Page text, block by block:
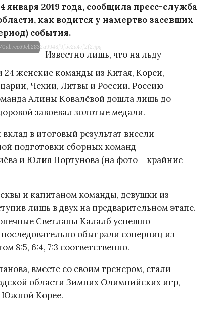
января 2019 года, сообщила пресс-служба
как водится у намертво засевших
события.
Известно лишь, что на льду
женские команды из Китая, Кореи,
Чехии, Литвы и России. Россию
Алины Ковалёвой дошла лишь до
завоевал золотые медали.
в итоговый результат внесли
подготовки сборных команд
и Юлия Портунова (на фото – крайние
и капитаном команды, девушки из
лишь в двух на предварительном этапе.
Светланы Калалб успешно
обыграли соперниц из
8:5, 6:4, 7:3 соответственно.
вместе со своим тренером, стали
области Зимних Олимпийских игр,
Южной Корее.